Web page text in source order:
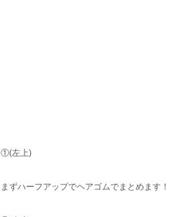
①(左上)
まずハーフアップでヘアゴムでまとめます！